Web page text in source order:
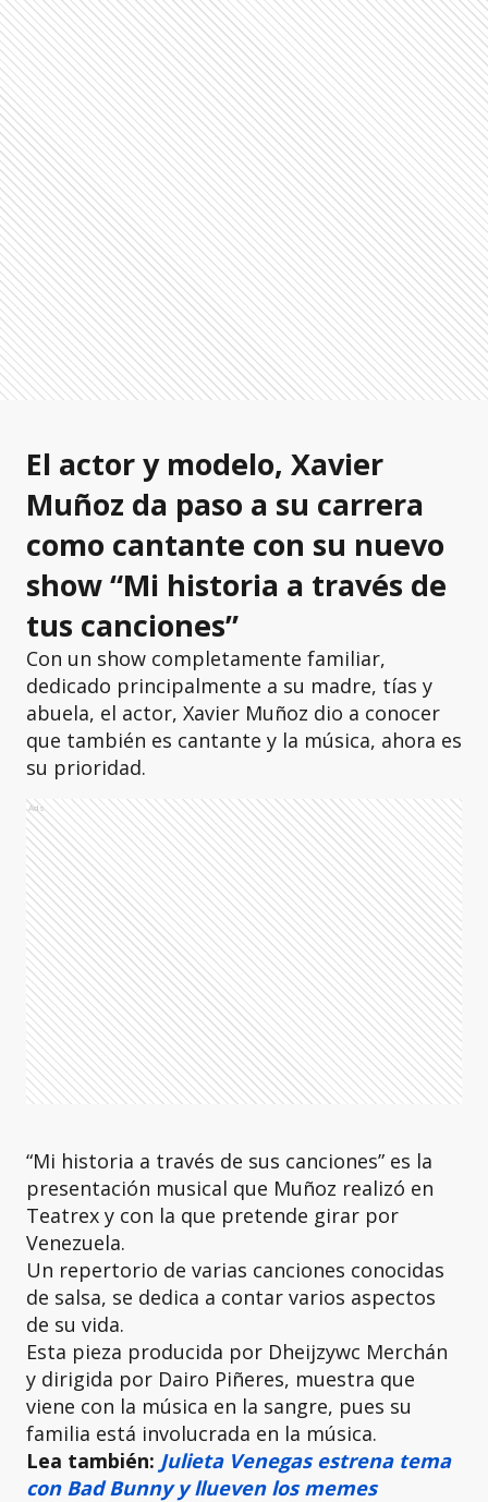
El actor y modelo, Xavier
Muñoz da paso a su carrera
como cantante con su nuevo
show “Mi historia a través de
tus canciones”
Con un show completamente familiar,
dedicado principalmente a su madre, tías y
abuela, el actor, Xavier Muñoz dio a conocer
que también es cantante y la música, ahora es
su prioridad.
Ads
“Mi historia a través de sus canciones” es la
presentación musical que Muñoz realizó en
Teatrex y con la que pretende girar por
Venezuela.
Un repertorio de varias canciones conocidas
de salsa, se dedica a contar varios aspectos
de su vida.
Esta pieza producida por Dheijzywc Merchán
y dirigida por Dairo Piñeres, muestra que
viene con la música en la sangre, pues su
familia está involucrada en la música.
Lea también: Julieta Venegas estrena tema
con Bad Bunny y llueven los memes